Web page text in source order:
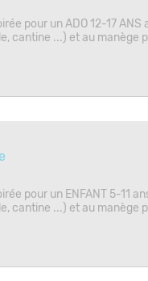
pour un ADO 12-17 ANS
cantine ...) et au manège
pour un ENFANT 5-11
cantine ...) et au manège